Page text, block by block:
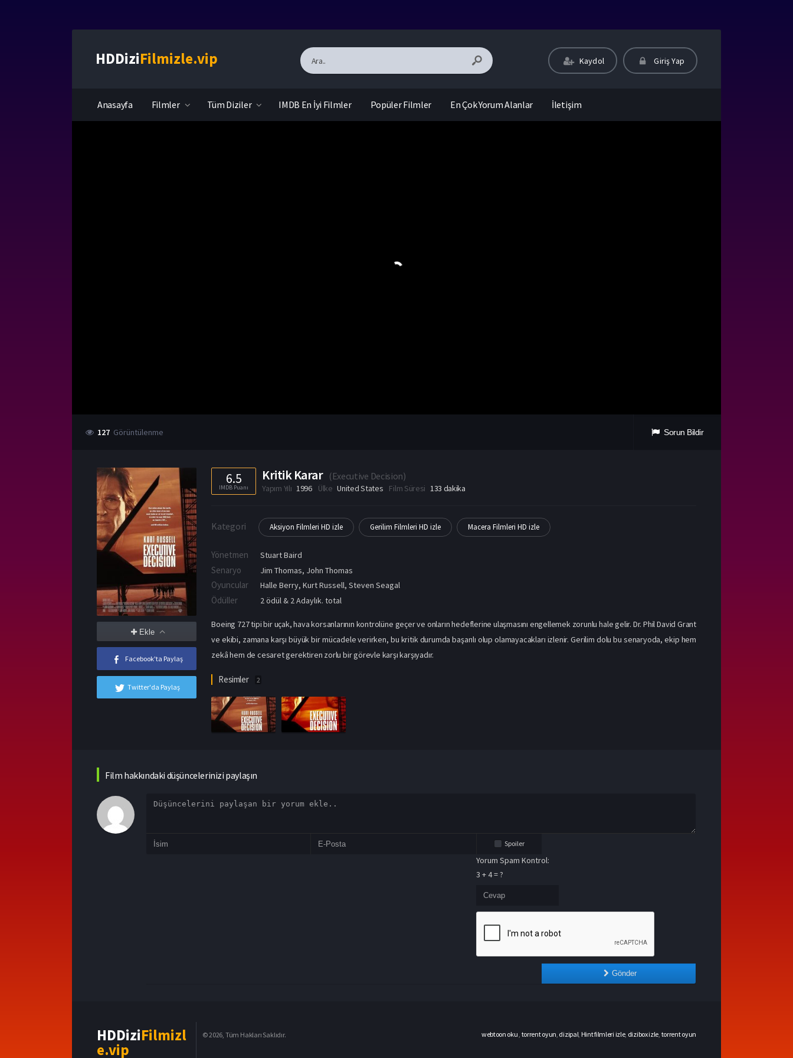
HDDiziFilmizle.vip Kaydol Giriş Yap
Anasayfa Filmler Tüm Diziler IMDB En İyi Filmler Popüler Filmler En Çok Yorum Alanlar İletişim
127 Görüntülenme Sorun Bildir
Ekle
Facebook'ta Paylaş
Twitter'da Paylaş
6.5
IMDB Puanı
Kritik Karar (Executive Decision)
Yapım Yılı 1996 Ülke United States Film Süresi 133 dakika
Kategori Aksiyon Filmleri HD izle Gerilim Filmleri HD izle Macera Filmleri HD izle
Yönetmen Stuart Baird
Senaryo Jim Thomas, John Thomas
Oyuncular Halle Berry,Kurt Russell,Steven Seagal
Ödüller 2 ödül & 2 Adaylık. total
Boeing 727 tipi bir uçak, hava korsanlarının kontrolüne geçer ve onların hedeflerine ulaşmasını engellemek zorunlu hale gelir. Dr. Phil David Grant
ve ekibi, zamana karşı büyük bir mücadele verirken, bu kritik durumda başarılı olup olamayacakları izlenir. Gerilim dolu bu senaryoda, ekip hem
zekâ hem de cesaret gerektiren zorlu bir görevle karşı karşıyadır.
Resimler 2
Film hakkındaki düşüncelerinizi paylaşın
Spoiler
Yorum Spam Kontrol:
3 + 4 = ?
Gönder
HDDiziFilmizl
e.vip
© 2026, Tüm Hakları Saklıdır. webtoon oku torrent oyun dizipal Hint filmleri izle, dizibox izle torrent oyun